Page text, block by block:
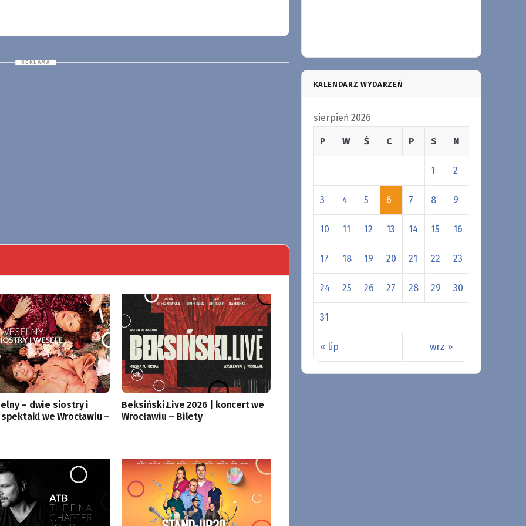
– dwie siostry i
we Wrocławiu –
Beksiński.Live 2026 | koncert we
Wrocławiu – Bilety
KALENDARZ WYDARZEŃ
sierpień 2026
P W Ś C P S N
« lip wrz »
1 2
3 4 5 6 7 8 9
10 11 12 13 14 15 16
17 18 19 20 21 22 23
24 25 26 27 28 29 30
31